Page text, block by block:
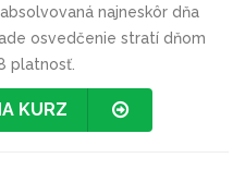
najneskôr dňa
osvedčenie stratí dňom
platnosť.
KURZ